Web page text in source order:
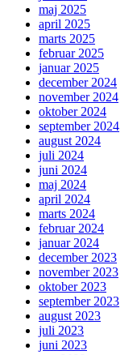
maj 2025
april 2025
marts 2025
februar 2025
januar 2025
december 2024
november 2024
oktober 2024
september 2024
august 2024
juli 2024
juni 2024
maj 2024
april 2024
marts 2024
februar 2024
januar 2024
december 2023
november 2023
oktober 2023
september 2023
august 2023
juli 2023
juni 2023